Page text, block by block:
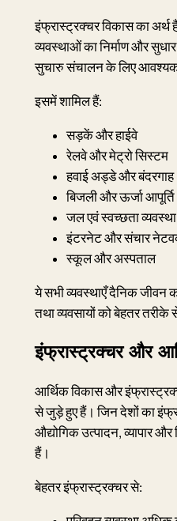
इंफ्रास्ट्रक्चर विकास का
व्यवस्थाओं का निर्माण और
सुचारु संचालन के लिए आवश्यक
इसमें शामिल हैं:
सड़कें और हाईवे
रेलवे और मेट्रो सिस्टम
हवाई अड्डे और बंदरगाह
बिजली और ऊर्जा आपूर्ति
जल एवं स्वच्छता व्यवस्था
इंटरनेट और संचार
स्कूल और अस्पताल
ये सभी व्यवस्थाएँ दैनिक जीवन
तथा व्यवसायों को बेहतर
इंफ्रास्ट्रक्चर और
आर्थिक विकास और
से जुड़े हुए हैं। जिन देशों का
औद्योगिक उत्पादन, व्यापार
हैं।
बेहतर इंफ्रास्ट्रक्चर से: